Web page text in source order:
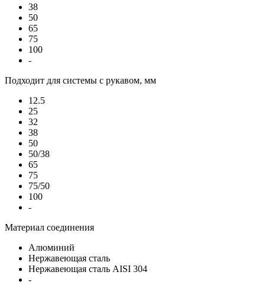
38
50
65
75
100
-
Подходит для системы с рукавом, мм
12.5
25
32
38
50
50/38
65
75
75/50
100
-
Материал соединения
Алюминий
Нержавеющая сталь
Нержавеющая сталь AISI 304
-